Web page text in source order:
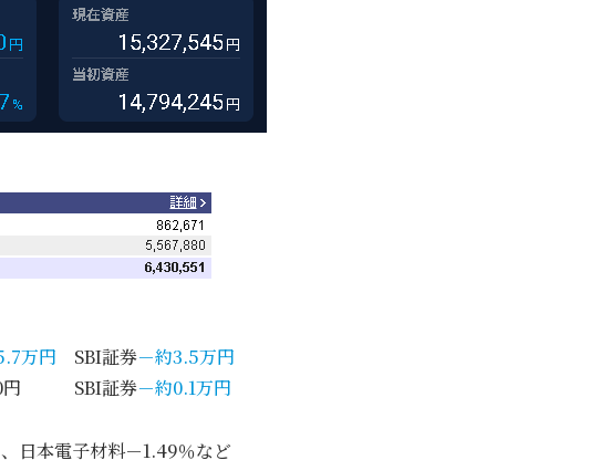
万円 SBI証券－約3.5万円
0円 SBI証券－約0.1万円
日本電子材料－1.49％など